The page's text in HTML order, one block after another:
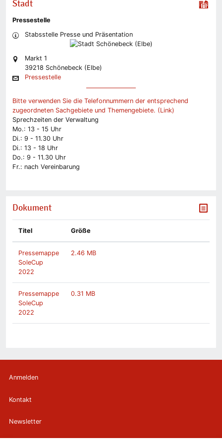
Stadt
Pressestelle
Stabsstelle Presse und Präsentation
Markt 1
39218 Schönebeck (Elbe)
Pressestelle
Bitte verwenden Sie die Telefonnummern der entsprechend
zugeordneten Sachgebiete und Themengebiete. (Link)
Sprechzeiten der Verwaltung
Mo.: 13 - 15 Uhr
Di.: 9 - 11.30 Uhr
Di.: 13 - 18 Uhr
Do.: 9 - 11.30 Uhr
Fr.: nach Vereinbarung
Dokument
Titel Größe
Pressemappe
SoleCup
2022
2.46 MB
Pressemappe
SoleCup
2022
0.31 MB
Anmelden
Kontakt
Newsletter